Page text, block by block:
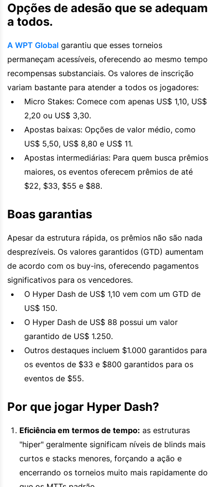
Opções de adesão que se adequam
a todos.
A WPT Global garantiu que esses torneios
permaneçam acessíveis, oferecendo ao mesmo tempo
recompensas substanciais. Os valores de inscrição
variam bastante para atender a todos os jogadores:
Micro Stakes: Comece com apenas US$ 1,10, US$
2,20 ou US$ 3,30.
Apostas baixas: Opções de valor médio, como
US$ 5,50, US$ 8,80 e US$ 11.
Apostas intermediárias: Para quem busca prêmios
maiores, os eventos oferecem prêmios de até
$22, $33, $55 e $88.
Boas garantias
Apesar da estrutura rápida, os prêmios não são nada
desprezíveis. Os valores garantidos (GTD) aumentam
de acordo com os buy-ins, oferecendo pagamentos
significativos para os vencedores.
O Hyper Dash de US$ 1,10 vem com um GTD de
US$ 150.
O Hyper Dash de US$ 88 possui um valor
garantido de US$ 1.250.
Outros destaques incluem $1.000 garantidos para
os eventos de $33 e $800 garantidos para os
eventos de $55.
Por que jogar Hyper Dash?
Eficiência em termos de tempo: as estruturas
"hiper" geralmente significam níveis de blinds mais
curtos e stacks menores, forçando a ação e
encerrando os torneios muito mais rapidamente do